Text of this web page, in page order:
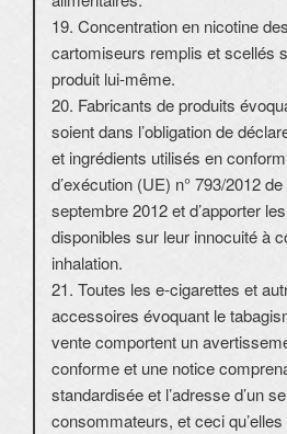
19. Concentration en nicotine
cartomiseurs remplis et scellés
produit lui-même.
20. Fabricants de produits
soient dans l’obligation de
et ingrédients utilisés en
d’exécution (UE) n° 793/2012
septembre 2012 et d’apporter
disponibles sur leur innocuité à
inhalation.
21. Toutes les e-cigarettes et
accessoires évoquant le
vente comportent un
conforme et une notice
standardisée et l’adresse d’un
consommateurs, et ceci